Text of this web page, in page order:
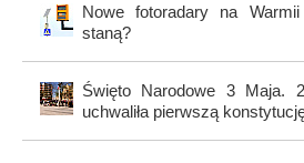
Nowe fotoradary na
staną?
Święto Narodowe 3 Maja.
uchwaliła pierwszą